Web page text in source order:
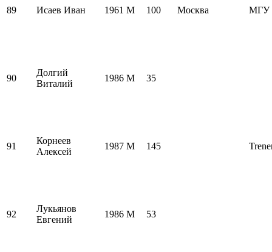
89 Исаев Иван 1961 M 100 Москва МГУ
90
Долгий
Виталий
1986 M 35
91
Корнеев
Алексей
1987 M 145
92
Лукьянов
Евгений
1986 M 53